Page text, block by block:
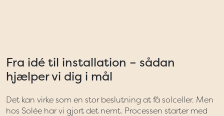
Fra idé til installation – sådan
hjælper vi dig i mål
Det kan virke som en stor beslutning at få solceller. Men
hos Solée har vi gjort det nemt. Processen starter med